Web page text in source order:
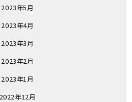
2023年5月
2023年4月
2023年3月
2023年2月
2023年1月
2022年12月